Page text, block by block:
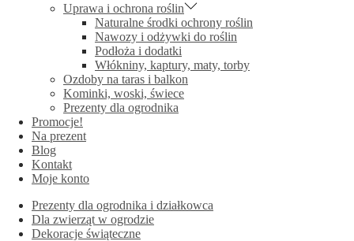
Uprawa i ochrona roślin
Naturalne środki ochrony roślin
Nawozy i odżywki do roślin
Podłoża i dodatki
Włókniny, kaptury, maty, torby
Ozdoby na taras i balkon
Kominki, woski, świece
Prezenty dla ogrodnika
Promocje!
Na prezent
Blog
Kontakt
Moje konto
Prezenty dla ogrodnika i działkowca
Dla zwierząt w ogrodzie
Dekoracje świąteczne